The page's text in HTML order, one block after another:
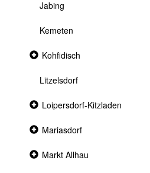
Jabing
Kemeten
Collapsed
Kohfidisch
Litzelsdorf
Collapsed
section
Loipersdorf-Kitzladen
Collapsed
Mariasdorf
Collapsed
Markt Allhau